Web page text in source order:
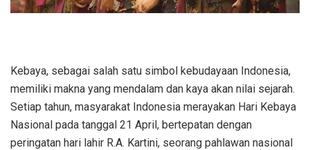
Kebaya, sebagai salah satu simbol kebudayaan Indonesia,
memiliki makna yang mendalam dan kaya akan nilai sejarah.
Setiap tahun, masyarakat Indonesia merayakan Hari Kebaya
Nasional pada tanggal 21 April, bertepatan dengan
peringatan hari lahir R.A. Kartini, seorang pahlawan nasional